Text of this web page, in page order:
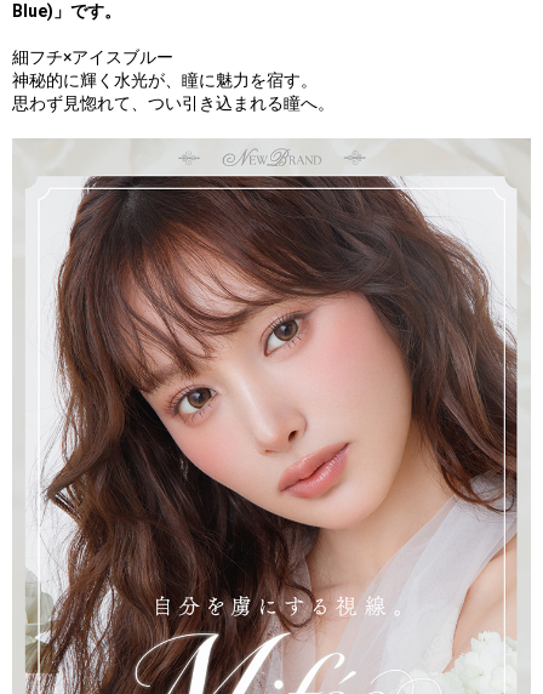
Blue)」です。
細フチ×アイスブルー
神秘的に輝く水光が、瞳に魅力を宿す。
思わず見惚れて、つい引き込まれる瞳へ。